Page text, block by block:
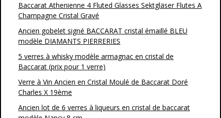
Baccarat Athenienne 4 Fluted Glasses Sektgläser Flutes A
Champagne Cristal Gravé
Ancien gobelet signé BACCARAT cristal émaillé BLEU
modèle DIAMANTS PIERRERIES
5 verres à whisky modèle armagnac en cristal de
Baccarat (prix pour 1 verre)
Verre à Vin Ancien en Cristal Moulé de Baccarat Doré
Charles X 19ème
Ancien lot de 6 verres à liqueurs en cristal de baccarat